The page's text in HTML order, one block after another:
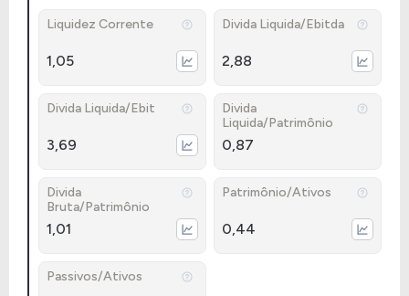
Liquidez Corrente
1,05
Divida Liquida/Ebitda
2,88
Divida Liquida/Ebit
3,69
Divida
Liquida/Patrimônio
0,87
Divida
Bruta/Patrimônio
1,01
Patrimônio/Ativos
0,44
Passivos/Ativos